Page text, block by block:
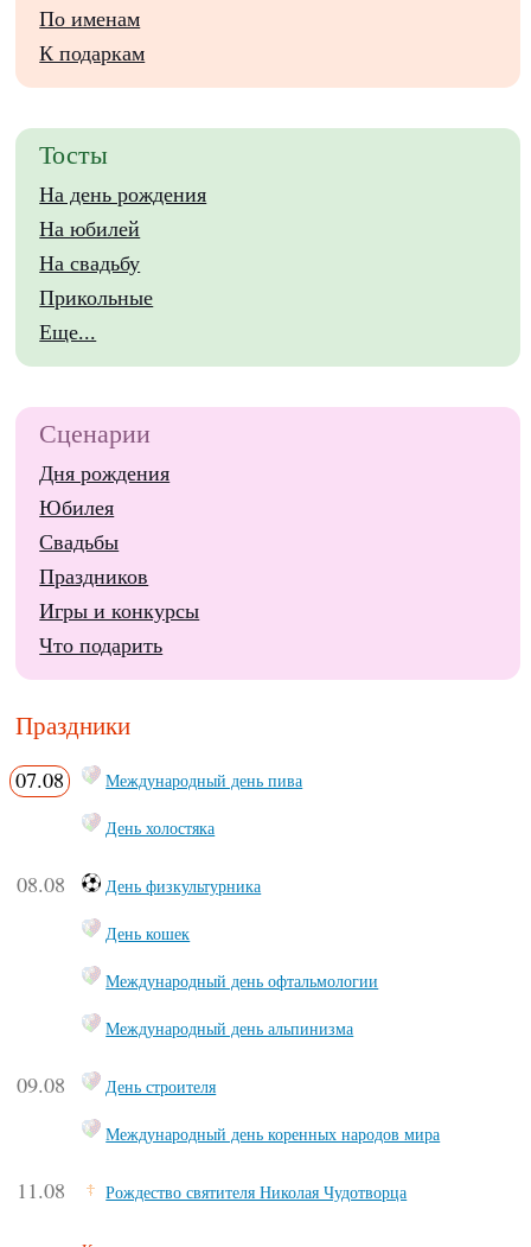
По именам
К подаркам
Тосты
На день рождения
На юбилей
На свадьбу
Прикольные
Еще...
Сценарии
Дня рождения
Юбилея
Свадьбы
Праздников
Игры и конкурсы
Что подарить
Праздники
07.08 Международный день пива
День холостяка
08.08 День физкультурника
День кошек
Международный день офтальмологии
Международный день альпинизма
09.08 День строителя
Международный день коренных народов мира
11.08 Рождество святителя Николая Чудотворца